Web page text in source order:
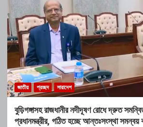
জাতীয় প্রচ্ছদ সারাদেশ
বুড়িগঙ্গাসহ রাজধানীর নদীদূষণ রোধে দ্রুত সমন্বিত
প্রধানমন্ত্রীর, গঠিত হচ্ছে আন্তঃসংস্থা সমন্বয়